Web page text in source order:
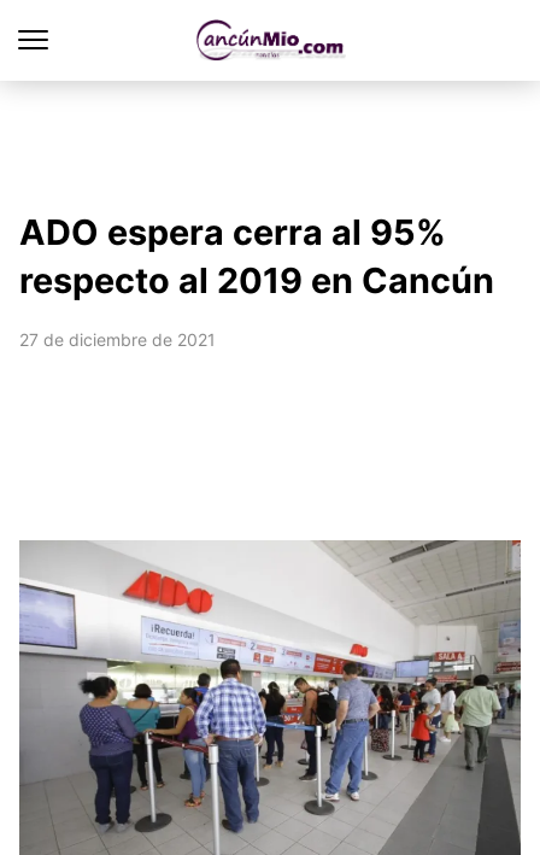
ADO espera cerra al 95%
respecto al 2019 en Cancún
27 de diciembre de 2021